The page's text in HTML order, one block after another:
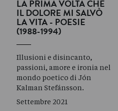
LA PRIMA VOLTA CHE
IL DOLORE MI SALVÒ
LA VITA - POESIE
(1988-1994)
Illusioni e disincanto,
passioni, amore e ironia nel
mondo poetico di Jón
Kalman Stefánsson.
Settembre 2021